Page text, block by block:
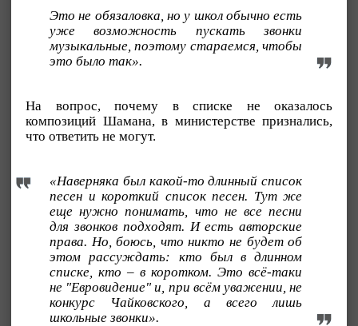
Это не обязаловка, но у школ обычно есть
уже возможность пускать звонки
музыкальные, поэтому стараемся, чтобы
это было так».
На вопрос, почему в списке не оказалось
композиций Шамана, в министерстве признались,
что ответить не могут.
«Наверняка был какой-то длинный список
песен и короткий список песен. Тут же
еще нужно понимать, что не все песни
для звонков подходят. И есть авторские
права. Но, боюсь, что никто не будет об
этом рассуждать: кто был в длинном
списке, кто – в коротком. Это всё-таки
не "Евровидение" и, при всём уважении, не
конкурс Чайковского, а всего лишь
школьные звонки».